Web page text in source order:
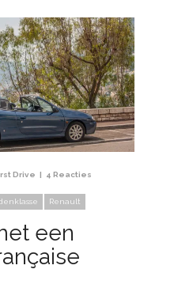
Drive 4 Reacties
Renault
een